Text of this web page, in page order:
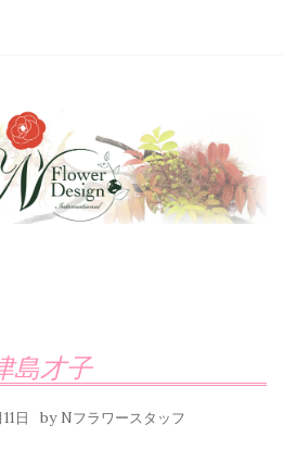
島才子
日 by Nフラワースタッフ